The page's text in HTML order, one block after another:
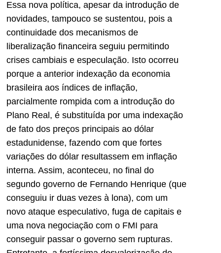
Essa nova política, apesar da introdução de
novidades, tampouco se sustentou, pois a
continuidade dos mecanismos de
liberalização financeira seguiu permitindo
crises cambiais e especulação. Isto ocorreu
porque a anterior indexação da economia
brasileira aos índices de inflação,
parcialmente rompida com a introdução do
Plano Real, é substituída por uma indexação
de fato dos preços principais ao dólar
estadunidense, fazendo com que fortes
variações do dólar resultassem em inflação
interna. Assim, aconteceu, no final do
segundo governo de Fernando Henrique (que
conseguiu ir duas vezes à lona), com um
novo ataque especulativo, fuga de capitais e
uma nova negociação com o FMI para
conseguir passar o governo sem rupturas.